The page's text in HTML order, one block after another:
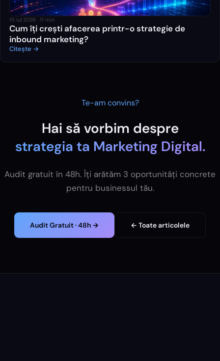
15 iul 2026 · 11 min
Cum îți crești afacerea printr-o strategie de
inbound marketing?
Citește →
Te-am convins?
Hai să vorbim despre
strategia ta Marketing Digital.
Audit gratuit în 48h. Îți arătăm 3 oportunități concrete
pentru businessul tău.
Audit Gratuit · 48h → ← Toate articolele